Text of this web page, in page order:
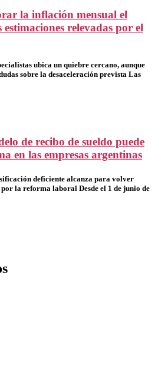
la inflación mensual el
relevadas por el
ubica un quiebre cercano, aunque
sobre la desaceleración prevista Las
de recibo de sueldo puede
en las empresas argentinas
deficiente alcanza para volver
la reforma laboral Desde el 1 de junio de